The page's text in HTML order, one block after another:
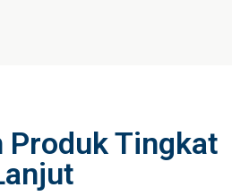
Produk Tingkat